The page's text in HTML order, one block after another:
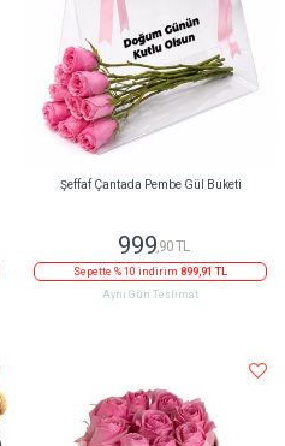
Şeffaf Çantada Pembe Gül Buketi
999,90 TL
Sepette % 10 indirim 899,91 TL
Aynı Gün Teslimat